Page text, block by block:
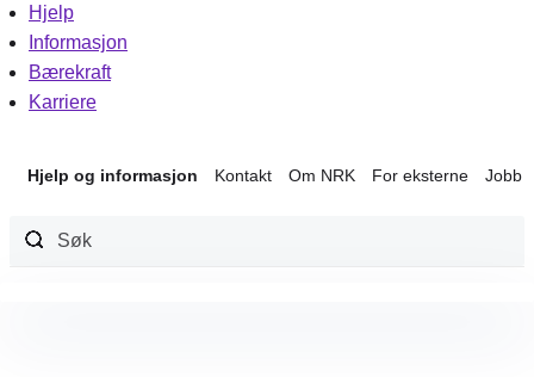
Hjelp
Informasjon
Bærekraft
Karriere
Hjelp og informasjon Kontakt Om NRK For eksterne Jobb